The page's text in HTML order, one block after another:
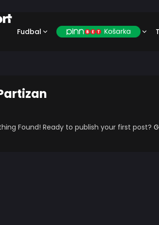
Fudbal
Found! Ready to publish your first post?